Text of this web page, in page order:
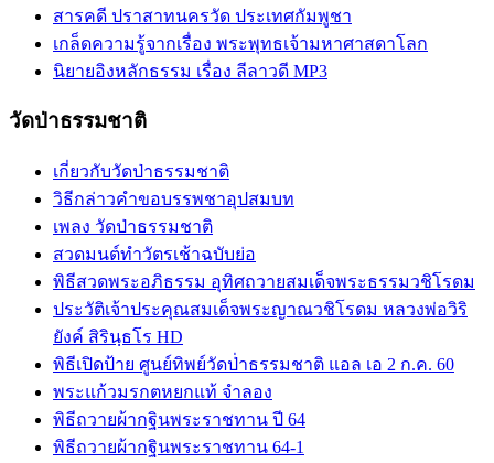
สารคดี ปราสาทนครวัด ประเทศกัมพูชา
เกล็ดความรู้จากเรื่อง พระพุทธเจ้ามหาศาสดาโลก
นิยายอิงหลักธรรม เรื่อง ลีลาวดี MP3
วัดป่าธรรมชาติ
เกี่ยวกับวัดป่าธรรมชาติ
วิธีกล่าวคำขอบรรพชาอุปสมบท
เพลง วัดป่าธรรมชาติ
สวดมนต์ทำวัตรเช้าฉบับย่อ
พิธีสวดพระอภิธรรม อุทิศถวายสมเด็จพระธรรมวชิโรดม
ประวัติเจ้าประคุณสมเด็จพระญาณวชิโรดม หลวงพ่อวิริ
ยังค์ สิรินฺธโร HD
พิธีเปิดป้าย ศูนย์ทิพย์วัดป่่าธรรมชาติ แอล เอ 2 ก.ค. 60
พระแก้วมรกตหยกแท้ จำลอง
พิธีถวายผ้ากฐินพระราชทาน ปี 64
พิธีถวายผ้ากฐินพระราชทาน 64-1